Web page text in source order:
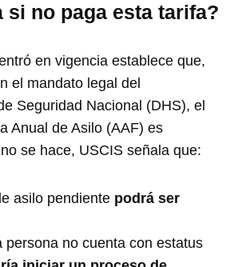
si no paga esta tarifa?
en vigencia establece que,
el mandato legal del
Seguridad Nacional (DHS), el
Anual de Asilo (AAF) es
se hace, USCIS señala que:
asilo pendiente podrá ser
persona no cuenta con estatus